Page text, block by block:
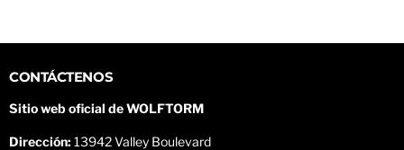
CONTÁCTENOS
Sitio web oficial de WOLFTORM
Dirección: 13942 Valley Boulevard